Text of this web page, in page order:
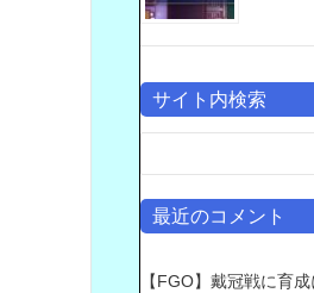
サイト内検索
最近のコメント
【FGO】戴冠戦に育